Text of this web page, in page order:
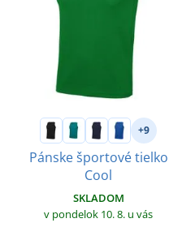
+9
Pánske športové tielko
Cool
SKLADOM
v pondelok 10. 8. u vás